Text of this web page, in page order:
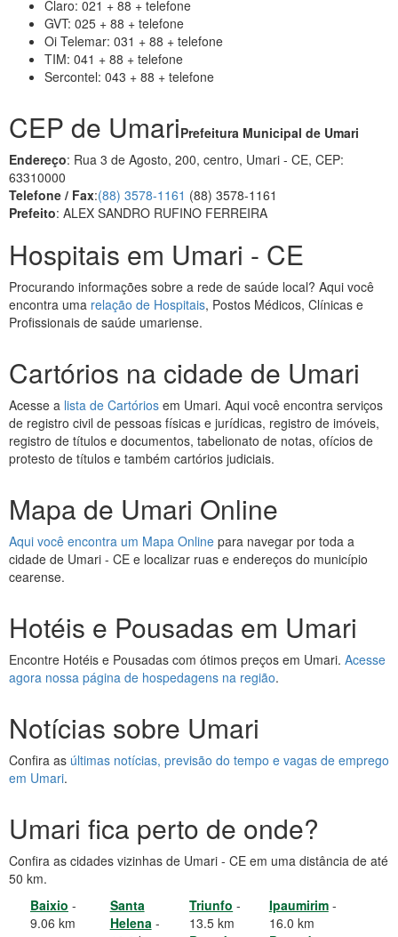
Claro: 021 + 88 + telefone
GVT: 025 + 88 + telefone
Oi Telemar: 031 + 88 + telefone
TIM: 041 + 88 + telefone
Sercontel: 043 + 88 + telefone
CEP de UmariPrefeitura Municipal de Umari
Endereço: Rua 3 de Agosto, 200, centro, Umari - CE, CEP:
63310000
Telefone / Fax:(88) 3578-1161 (88) 3578-1161
Prefeito: ALEX SANDRO RUFINO FERREIRA
Hospitais em Umari - CE
Procurando informações sobre a rede de saúde local? Aqui você
encontra uma relação de Hospitais, Postos Médicos, Clínicas e
Profissionais de saúde umariense.
Cartórios na cidade de Umari
Acesse a lista de Cartórios em Umari. Aqui você encontra serviços
de registro civil de pessoas físicas e jurídicas, registro de imóveis,
registro de títulos e documentos, tabelionato de notas, ofícios de
protesto de títulos e também cartórios judiciais.
Mapa de Umari Online
Aqui você encontra um Mapa Online para navegar por toda a
cidade de Umari - CE e localizar ruas e endereços do município
cearense.
Hotéis e Pousadas em Umari
Encontre Hotéis e Pousadas com ótimos preços em Umari. Acesse
agora nossa página de hospedagens na região.
Notícias sobre Umari
Confira as últimas notícias, previsão do tempo e vagas de emprego
em Umari.
Umari fica perto de onde?
Confira as cidades vizinhas de Umari - CE em uma distância de até
50 km.
Baixio -
9.06 km
Santa
Helena-
Triunfo -
13.5 km
Ipaumirim-
16.0 km